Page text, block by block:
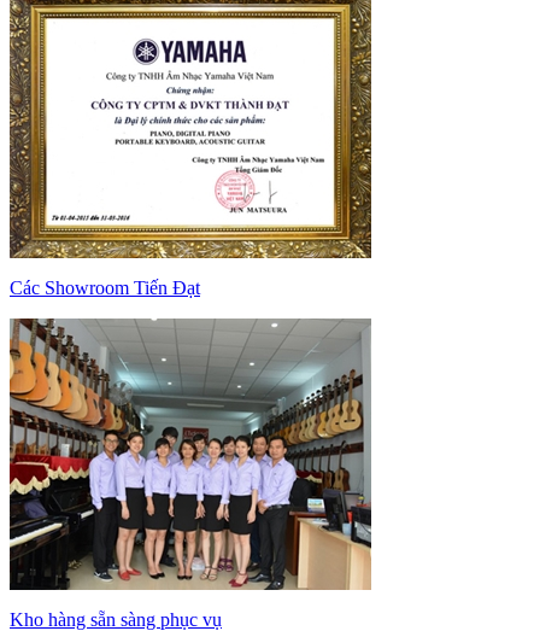
Các Showroom Tiến Đạt
Kho hàng sẵn sàng phục vụ